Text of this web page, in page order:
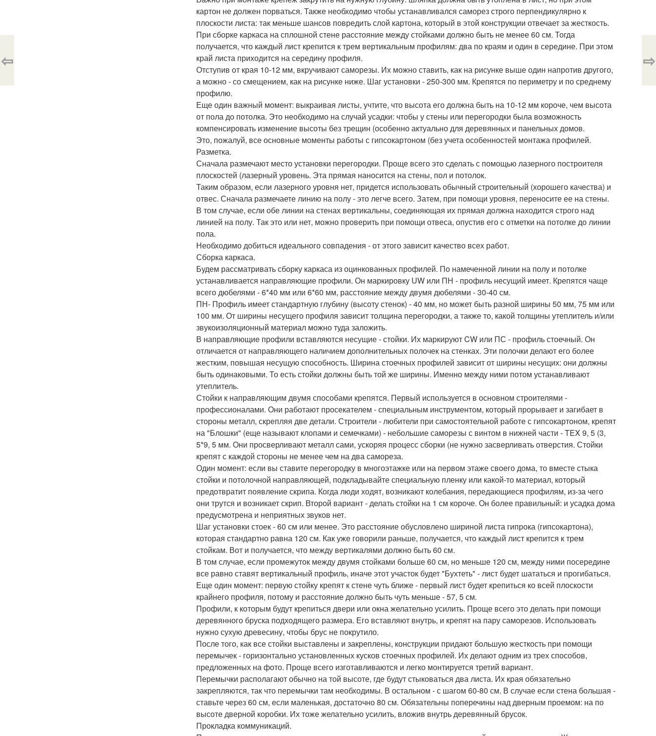
картон не должен порваться. Также необходимо чтобы устанавливался саморез строго перпендикулярно к
плоскости листа: так меньше шансов повредить слой картона, который в этой конструкции отвечает за жесткость.
При сборке каркаса на сплошной стене расстояние между стойками должно быть не менее 60 см. Тогда
получается, что каждый лист крепится к трем вертикальным профилям: два по краям и один в середине. При этом
край листа приходится на середину профиля.
Отступив от края 10-12 мм, вкручивают саморезы. Их можно ставить, как на рисунке выше один напротив другого,
а можно - со смещением, как на рисунке ниже. Шаг установки - 250-300 мм. Крепятся по периметру и по среднему
профилю.
Еще один важный момент: выкраивая листы, учтите, что высота его должна быть на 10-12 мм короче, чем высота
от пола до потолка. Это необходимо на случай усадки: чтобы у стены или перегородки была возможность
компенсировать изменение высоты без трещин (особенно актуально для деревянных и панельных домов.
Это, пожалуй, все основные моменты работы с гипсокартоном (без учета особенностей монтажа профилей.
Разметка.
Сначала размечают место установки перегородки. Проще всего это сделать с помощью лазерного построителя
плоскостей (лазерный уровень. Эта прямая наносится на стены, пол и потолок.
Таким образом, если лазерного уровня нет, придется использовать обычный строительный (хорошего качества) и
отвес. Сначала размечаете линию на полу - это легче всего. Затем, при помощи уровня, переносите ее на стены.
В том случае, если обе линии на стенах вертикальны, соединяющая их прямая должна находится строго над
линией на полу. Так это или нет, можно проверить при помощи отвеса, опустив его с отметки на потолке до линии
пола.
Необходимо добиться идеального совпадения - от этого зависит качество всех работ.
Сборка каркаса.
Будем рассматривать сборку каркаса из оцинкованных профилей. По намеченной линии на полу и потолке
устанавливается направляющие профили. Он маркировку UW или ПН - профиль несущий имеет. Крепятся чаще
всего дюбелями - 6*40 мм или 6*60 мм, расстояние между двумя дюбелями - 30-40 см.
ПН- Профиль имеет стандартную глубину (высоту стенок) - 40 мм, но может быть разной ширины 50 мм, 75 мм или
100 мм. От ширины несущего профиля зависит толщина перегородки, а также то, какой толщины утеплитель и/или
звукоизоляционный материал можно туда заложить.
В направляющие профили вставляются несущие - стойки. Их маркируют CW или ПС - профиль стоечный. Он
отличается от направляющего наличием дополнительных полочек на стенках. Эти полочки делают его более
жестким, повышая несущую способность. Ширина стоечных профилей зависит от ширины несущих: они должны
быть одинаковыми. То есть стойки должны быть той же ширины. Именно между ними потом устанавливают
утеплитель.
Стойки к направляющим двумя способами крепятся. Первый используется в основном строителями -
профессионалами. Они работают просекателем - специальным инструментом, который прорывает и загибает в
стороны металл, скрепляя две детали. Строители - любители при самостоятельной работе с гипсокартоном, крепят
на "Блошки" (еще называют клопами и семечками) - небольшие саморезы с винтом в нижней части - TEX 9, 5 (3,
5*9, 5 мм. Они просверливают металл сами, ускоряя процесс сборки (не нужно засверливать отверстия. Стойки
крепят с каждой стороны не менее чем на два самореза.
Один момент: если вы ставите перегородку в многоэтажке или на первом этаже своего дома, то вместе стыка
стойки и потолочной направляющей, подкладывайте специальную пленку или какой-то материал, который
предотвратит появление скрипа. Когда люди ходят, возникают колебания, передающиеся профилям, из-за чего
они трутся и возникает скрип. Второй вариант - делать стойки на 1 см короче. Он более правильный: и усадка дома
предусмотрена и неприятных звуков нет.
Шаг установки стоек - 60 см или менее. Это расстояние обусловлено шириной листа гипрока (гипсокартона),
которая стандартно равна 120 см. Как уже говорили раньше, получается, что каждый лист крепится к трем
стойкам. Вот и получается, что между вертикалями должно быть 60 см.
В том случае, если промежуток между двумя стойками больше 60 см, но меньше 120 см, между ними посередине
все равно ставят вертикальный профиль, иначе этот участок будет "Бухтеть" - лист будет шататься и прогибаться.
Еще один момент: первую стойку крепят к стене чуть ближе - первый лист будет крепиться ко всей плоскости
крайнего профиля, потому и расстояние должно быть чуть меньше - 57, 5 см.
Профили, к которым будут крепиться двери или окна желательно усилить. Проще всего это делать при помощи
деревянного бруска подходящего размера. Его вставляют внутрь, и крепят на пару саморезов. Использовать
нужно сухую древесину, чтобы брус не покрутило.
После того, как все стойки выставлены и закреплены, конструкции придают большую жесткость при помощи
перемычек - горизонтально установленных кусков стоечных профилей. Их делают одним из трех способов,
предложенных на фото. Проще всего изготавливаются и легко монтируется третий вариант.
Перемычки располагают обычно на той высоте, где будут стыковаться два листа. Их края обязательно
закрепляются, так что перемычки там необходимы. В остальном - с шагом 60-80 см. В случае если стена большая -
ставьте через 60 см, если маленькая, достаточно 80 см. Обязательны поперечины над дверным проемом: на по
высоте дверной коробки. Их тоже желательно усилить, вложив внутрь деревянный брусок.
Прокладка коммуникаций.
⇦ ⇨